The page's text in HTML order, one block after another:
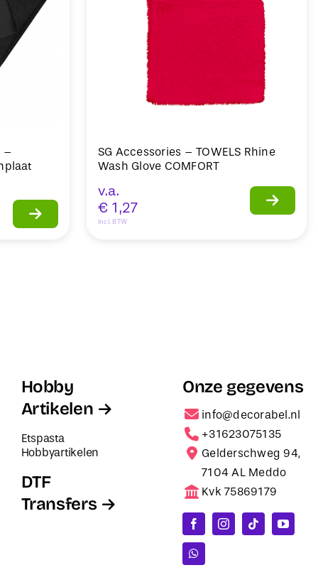
–
SG Accessories – TOWELS Rhine
Wash Glove COMFORT
v.a.
€ 1,27
Incl. BTW
Hobby
Artikelen
Etspasta
Hobbyartikelen
DTF
Transfers
Onze gegevens
info@decorabel.nl
+31623075135
Gelderschweg 94,
7104 AL Meddo
Kvk 75869179